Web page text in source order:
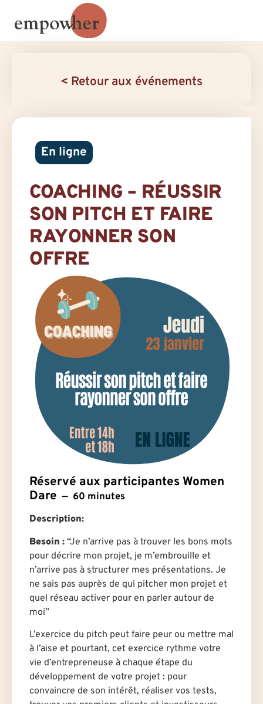
< Retour aux événements
En ligne
COACHING – RÉUSSIR
SON PITCH ET FAIRE
RAYONNER SON
OFFRE
Réservé aux participantes Women
Dare
60 minutes
Description:
Besoin : “Je n’arrive pas à trouver les bons mots
pour décrire mon projet, je m’embrouille et
n’arrive pas à structurer mes présentations. Je
ne sais pas auprès de qui pitcher mon projet et
quel réseau activer pour en parler autour de
moi”
L’exercice du pitch peut faire peur ou mettre mal
à l’aise et pourtant, cet exercice rythme votre
vie d’entrepreneuse à chaque étape du
développement de votre projet : pour
convaincre de son intérêt, réaliser vos tests,